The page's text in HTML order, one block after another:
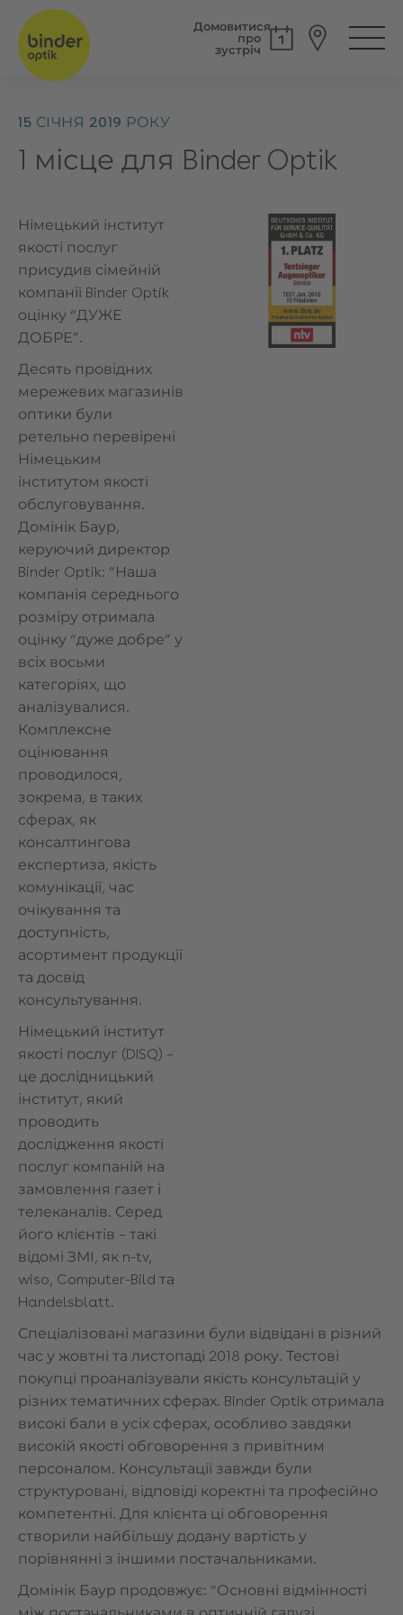
Домовитися
про
зустріч
15 СІЧНЯ 2019 РОКУ
1 місце для Binder Optik
Німецький інститут
якості послуг
присудив сімейній
компанії Binder Optik
оцінку “ДУЖЕ
ДОБРЕ”.
Десять провідних
мережевих магазинів
оптики були
ретельно перевірені
Німецьким
інститутом якості
обслуговування.
Домінік Баур,
керуючий директор
Binder Optik: “Наша
компанія середнього
розміру отримала
оцінку “дуже добре” у
всіх восьми
категоріях, що
аналізувалися.
Комплексне
оцінювання
проводилося,
зокрема, в таких
сферах, як
консалтингова
експертиза, якість
комунікації, час
очікування та
доступність,
асортимент продукції
та досвід
консультування.
Німецький інститут
якості послуг (DISQ) –
це дослідницький
інститут, який
проводить
дослідження якості
послуг компаній на
замовлення газет і
телеканалів. Серед
його клієнтів – такі
відомі ЗМІ, як n-tv,
wiso, Computer-Bild та
Handelsblatt.
Спеціалізовані магазини були відвідані в різний
час у жовтні та листопаді 2018 року. Тестові
покупці проаналізували якість консультацій у
різних тематичних сферах. Binder Optik отримала
високі бали в усіх сферах, особливо завдяки
високій якості обговорення з привітним
персоналом. Консультації завжди були
структуровані, відповіді коректні та професійно
компетентні. Для клієнта ці обговорення
створили найбільшу додану вартість у
порівнянні з іншими постачальниками.
Домінік Баур продовжує: “Основні відмінності